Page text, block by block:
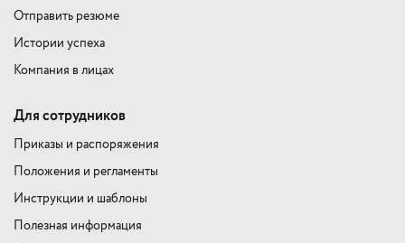
Отправить резюме
Истории успеха
Компания в лицах
Для сотрудников
Приказы и распоряжения
Положения и регламенты
Инструкции и шаблоны
Полезная информация